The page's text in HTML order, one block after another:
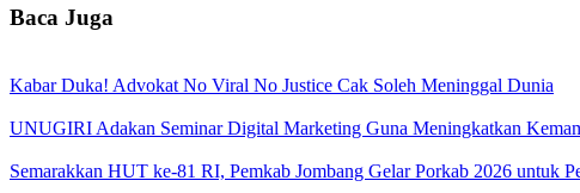
Baca Juga
Kabar Duka! Advokat No Viral No Justice Cak Soleh Meninggal Dunia
UNUGIRI Adakan Seminar Digital Marketing Guna Meningkatkan
Semarakkan HUT ke-81 RI, Pemkab Jombang Gelar Porkab 2026 untuk